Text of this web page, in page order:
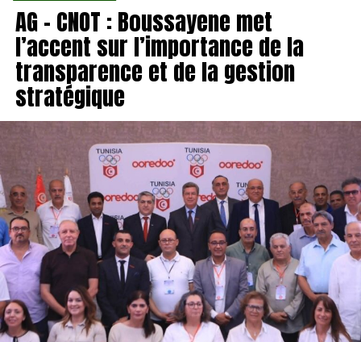
AG – CNOT : Boussayene met
l’accent sur l’importance de la
transparence et de la gestion
stratégique